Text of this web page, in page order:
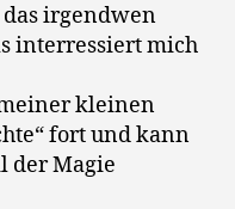
irgendwen
interressiert mich
kleinen
fort und kann
der Magie